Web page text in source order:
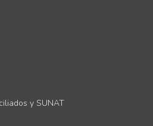
y SUNAT